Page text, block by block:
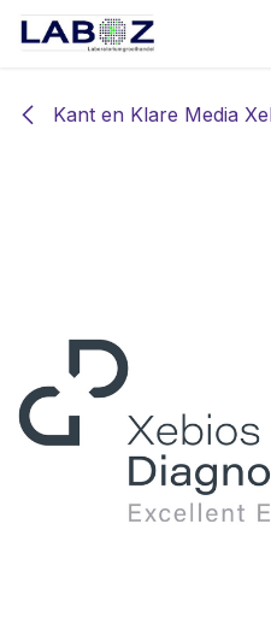
Overslaan naar inhoud
Kant en Klare Media